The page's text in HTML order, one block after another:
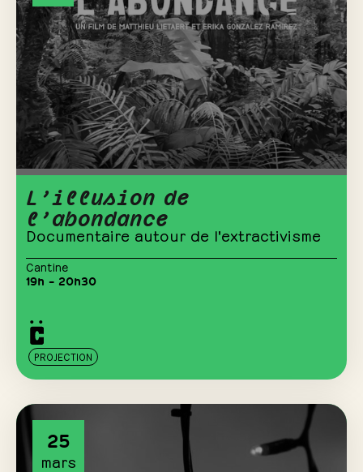
L’illusion de
l’abondance
Documentaire autour de l'extractivisme
Cantine
19h – 20h30
PROJECTION
25
mars